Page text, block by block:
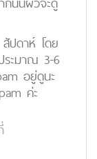
ปดาห์ โดย
ระมาณ 3-6
อยู่ดูนะ
ค่ะ